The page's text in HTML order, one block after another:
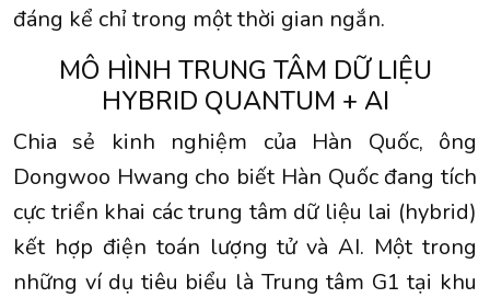
đáng kể chỉ trong một thời gian ngắn.
MÔ HÌNH TRUNG TÂM DỮ LIỆU
HYBRID QUANTUM + AI
Chia sẻ kinh nghiệm của Hàn Quốc, ông
Dongwoo Hwang cho biết Hàn Quốc đang tích
cực triển khai các trung tâm dữ liệu lai (hybrid)
kết hợp điện toán lượng tử và AI. Một trong
những ví dụ tiêu biểu là Trung tâm G1 tại khu